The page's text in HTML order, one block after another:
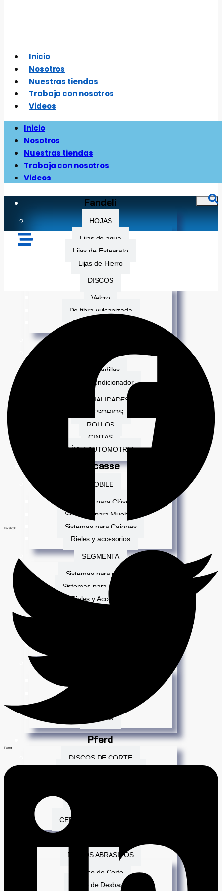
Inicio
Nosotros
Nuestras tiendas
Trabaja con nosotros
Videos
Inicio
Nosotros
Nuestras tiendas
Trabaja con nosotros
Videos
Fandeli
HOJAS
Lijas de agua
Lijas de Estearato
Lijas de Hierro
DISCOS
Velcro
De fibra vulcanizada
De corte de acero
Almohadillas
Disco acondicionador
ESPECIALIDADES
ACCESORIOS
ROLLOS
CINTAS
LÍNEA AUTOMOTRIZ
Ducasse
MOBILE
Sistemas para Clósets
Sistemas para Muebles
Sistemas para Cajones
Rieles y accesorios
SEGMENTA
Sistemas para puertas
Sistemas para divisiones
Rieles y Accesorios
Perchas
Pferd
DISCOS DE CORTE
CEPILLOS MANUAL FLEX
DISCOS ABRASIVOS
Disco de Corte
Disco de Desbaste
Facebook
Twitter